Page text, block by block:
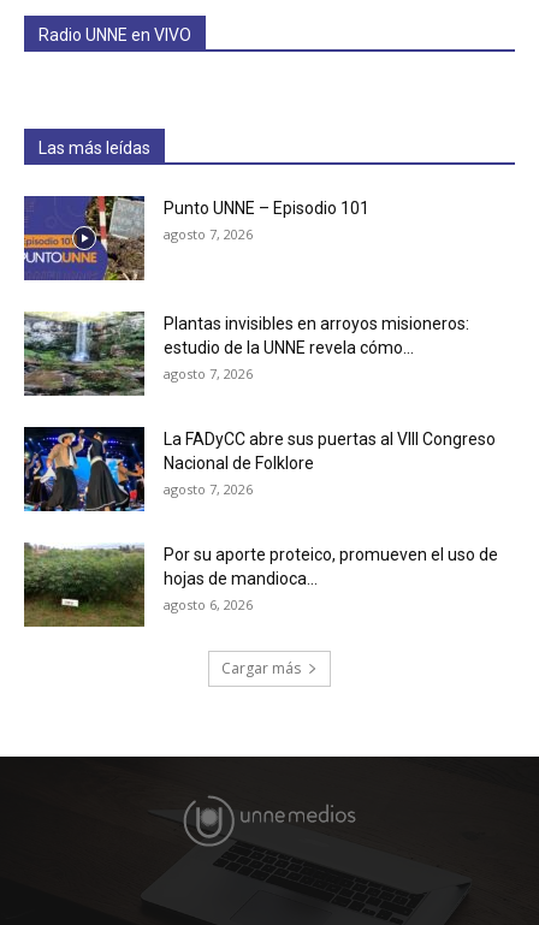
Radio UNNE en VIVO
Las más leídas
Punto UNNE – Episodio 101
agosto 7, 2026
Plantas invisibles en arroyos misioneros:
estudio de la UNNE revela cómo...
agosto 7, 2026
La FADyCC abre sus puertas al VIII Congreso
Nacional de Folklore
agosto 7, 2026
Por su aporte proteico, promueven el uso de
hojas de mandioca...
agosto 6, 2026
Cargar más